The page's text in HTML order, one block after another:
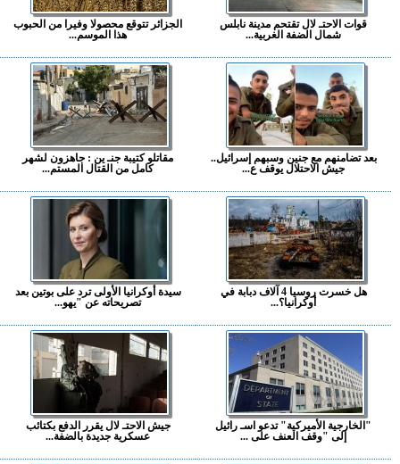
قوات الاحتـ لال تقتحم مدينة نابلس
شمال الضفة الغربية...
الجزائر تتوقع محصولا وفيرا من الحبوب
هذا الموسم...
بعد تضامنهم مع جنين وسبهم إسرائيل..
جيش الاحتلال يوقف ع...
مقاتلو كتيبة جنـ ين : جاهزون لشهر
كامل من القتال المستم...
هل خسرت روسيا 4 آلاف دبابة في
أوكرانيا؟...
سيدة أوكرانيا الأولى ترد على بوتين بعد
تصريحاته عن "يهو...
"الخارجية الأميركية" تدعو اسـ رائيل
إلى "وقف العنف على ...
جيش الاحتـ لال يقرر الدفع بكتائب
عسكرية جديدة بالضفة...